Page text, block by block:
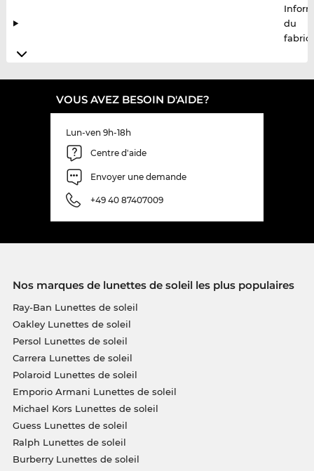
du
VOUS AVEZ BESOIN D'AIDE?
Lun-ven 9h-18h
Centre d'aide
Envoyer une demande
+49 40 87407009
Nos marques de lunettes de soleil les plus populaires
Ray-Ban Lunettes de soleil
Oakley Lunettes de soleil
Persol Lunettes de soleil
Carrera Lunettes de soleil
Polaroid Lunettes de soleil
Emporio Armani Lunettes de soleil
Michael Kors Lunettes de soleil
Guess Lunettes de soleil
Ralph Lunettes de soleil
Burberry Lunettes de soleil